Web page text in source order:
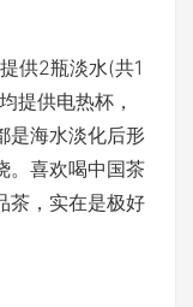
供2瓶淡水(共1
提供电热杯，
是海水淡化后形
。喜欢喝中国茶
茶，实在是极好